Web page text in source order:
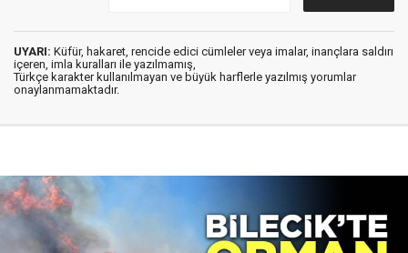
UYARI: Küfür, hakaret, rencide edici cümleler veya imalar, inançlara saldırı
içeren, imla kuralları ile yazılmamış,
Türkçe karakter kullanılmayan ve büyük harflerle yazılmış yorumlar
onaylanmamaktadır.